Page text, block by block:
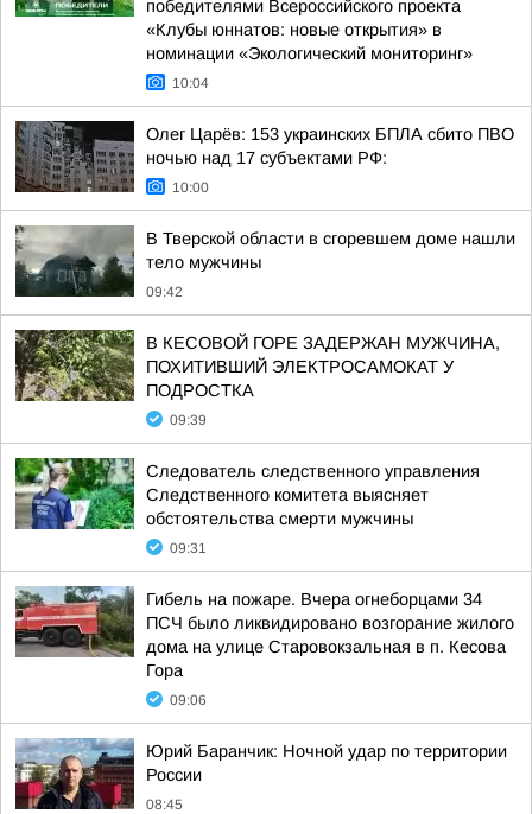
победителями Всероссийского проекта
«Клубы юннатов: новые открытия» в
номинации «Экологический мониторинг»
10:04
Олег Царёв: 153 украинских БПЛА сбито ПВО
ночью над 17 субъектами РФ:
10:00
В Тверской области в сгоревшем доме нашли
тело мужчины
09:42
В КЕСОВОЙ ГОРЕ ЗАДЕРЖАН МУЖЧИНА,
ПОХИТИВШИЙ ЭЛЕКТРОСАМОКАТ У
ПОДРОСТКА
09:39
Следователь следственного управления
Следственного комитета выясняет
обстоятельства смерти мужчины
09:31
Гибель на пожаре. Вчера огнеборцами 34
ПСЧ было ликвидировано возгорание жилого
дома на улице Старовокзальная в п. Кесова
Гора
09:06
Юрий Баранчик: Ночной удар по территории
России
08:45